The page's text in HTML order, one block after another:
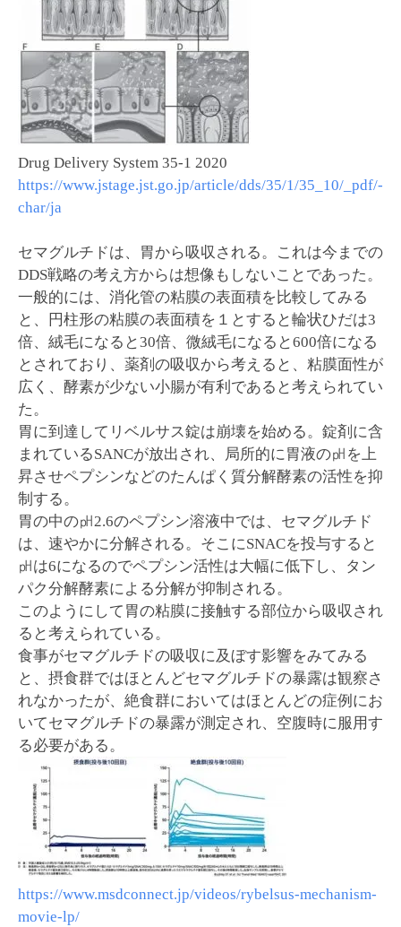
Drug Delivery System 35-1 2020
https://www.jstage.jst.go.jp/article/dds/35/1/35_10/_pdf/-
char/ja
セマグルチドは、胃から吸収される。これは今までの
DDS戦略の考え方からは想像もしないことであった。
一般的には、消化管の粘膜の表面積を比較してみる
と、円柱形の粘膜の表面積を１とすると輪状ひだは3
倍、絨毛になると30倍、微絨毛になると600倍になる
とされており、薬剤の吸収から考えると、粘膜面性が
広く、酵素が少ない小腸が有利であると考えられてい
た。
胃に到達してリベルサス錠は崩壊を始める。錠剤に含
まれているSANCが放出され、局所的に胃液の㏗を上
昇させペプシンなどのたんぱく質分解酵素の活性を抑
制する。
胃の中の㏗2.6のペプシン溶液中では、セマグルチド
は、速やかに分解される。そこにSNACを投与すると
㏗は6になるのでペプシン活性は大幅に低下し、タン
パク分解酵素による分解が抑制される。
このようにして胃の粘膜に接触する部位から吸収され
ると考えられている。
食事がセマグルチドの吸収に及ぼす影響をみてみる
と、摂食群ではほとんどセマグルチドの暴露は観察さ
れなかったが、絶食群においてはほとんどの症例にお
いてセマグルチドの暴露が測定され、空腹時に服用す
る必要がある。
https://www.msdconnect.jp/videos/rybelsus-mechanism-
movie-lp/